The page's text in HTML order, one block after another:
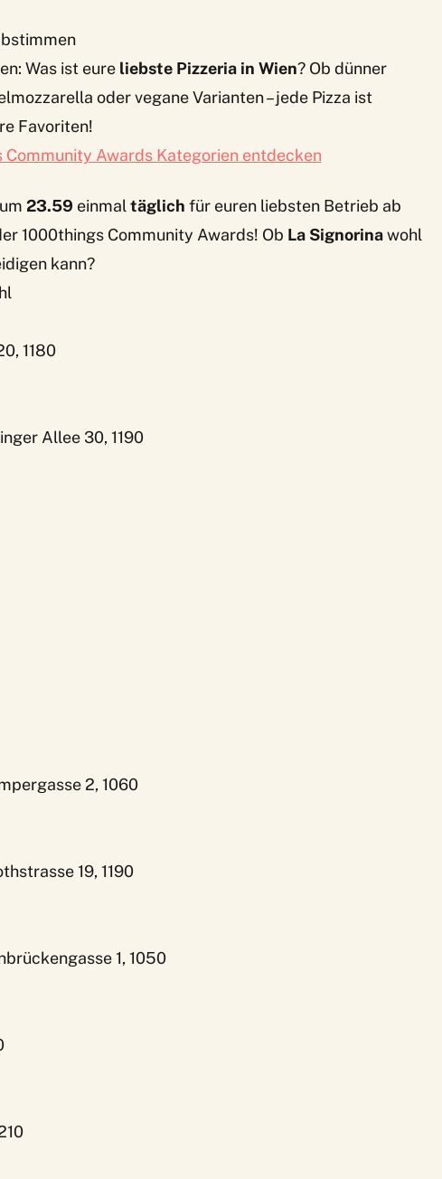
Was ist eure liebste Pizzeria in Wien? Ob dünner
oder vegane Varianten – jede Pizza ist
Favoriten!
Community Awards Kategorien entdecken
um 23.59 einmal täglich für euren liebsten Betrieb ab
1000things Community Awards! Ob La Signorinawohl
kann?
1180
Allee 30, 1190
2, 1060
19, 1190
1, 1050